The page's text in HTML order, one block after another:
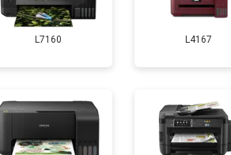
2700 ₽ Заказать
L7160 L4167